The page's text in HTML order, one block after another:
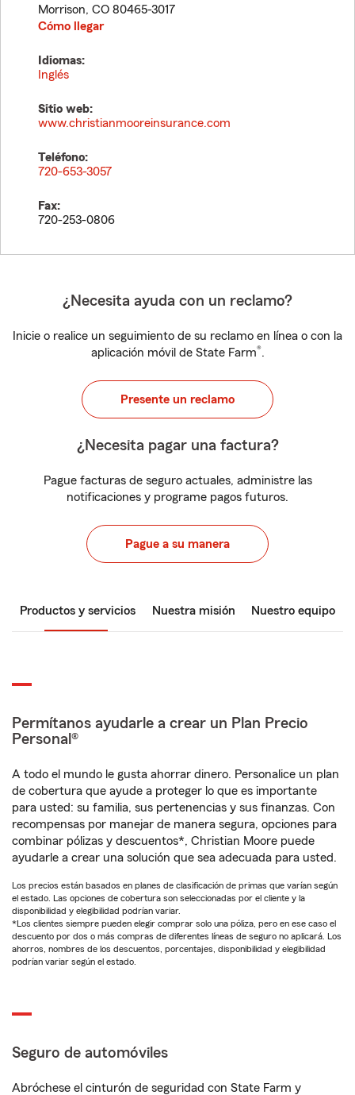
Morrison, CO 80465-3017
Cómo llegar
Idiomas:
Inglés
Sitio web:
www.christianmooreinsurance.com
Teléfono:
720-653-3057
Fax:
720-253-0806
¿Necesita ayuda con un reclamo?
Inicie o realice un seguimiento de su reclamo en línea o con la
aplicación móvil de State Farm®.
Presente un reclamo
¿Necesita pagar una factura?
Pague facturas de seguro actuales, administre las
notificaciones y programe pagos futuros.
Pague a su manera
Productos y servicios Nuestra misión Nuestro equipo
Permítanos ayudarle a crear un Plan Precio
Personal®
A todo el mundo le gusta ahorrar dinero. Personalice un plan
de cobertura que ayude a proteger lo que es importante
para usted: su familia, sus pertenencias y sus finanzas. Con
recompensas por manejar de manera segura, opciones para
combinar pólizas y descuentos*, Christian Moore puede
ayudarle a crear una solución que sea adecuada para usted.
Los precios están basados en planes de clasificación de primas que varían según
el estado. Las opciones de cobertura son seleccionadas por el cliente y la
disponibilidad y elegibilidad podrían variar.
*Los clientes siempre pueden elegir comprar solo una póliza, pero en ese caso el
descuento por dos o más compras de diferentes líneas de seguro no aplicará. Los
ahorros, nombres de los descuentos, porcentajes, disponibilidad y elegibilidad
podrían variar según el estado.
Seguro de automóviles
Abróchese el cinturón de seguridad con State Farm y